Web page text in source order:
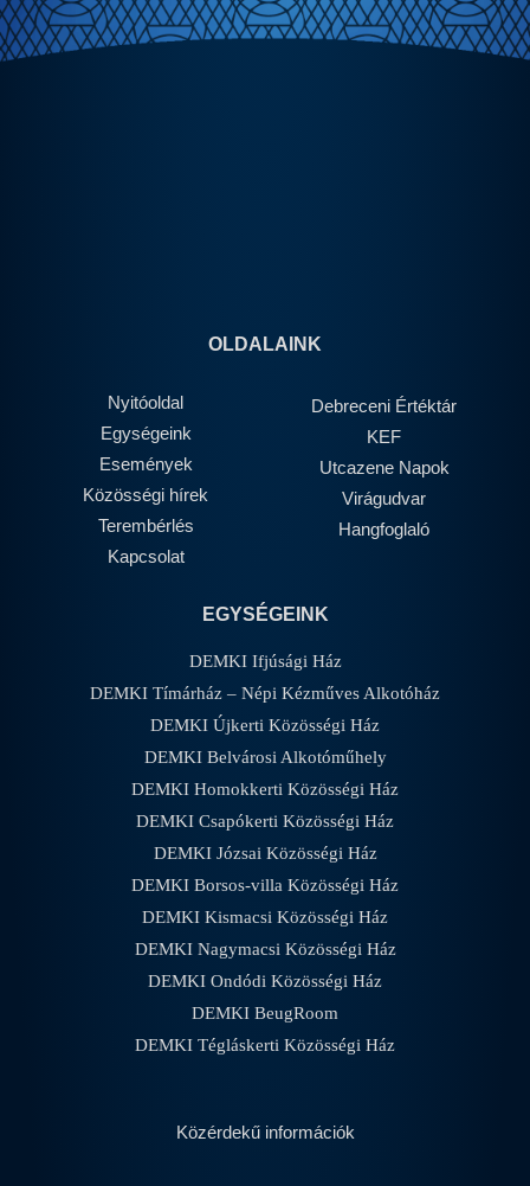
OLDALAINK
Nyitóoldal
Egységeink
Események
Közösségi hírek
Terembérlés
Kapcsolat
Debreceni Értéktár
KEF
Utcazene Napok
Virágudvar
Hangfoglaló
EGYSÉGEINK
DEMKI Ifjúsági Ház
DEMKI Tímárház – Népi Kézműves Alkotóház
DEMKI Újkerti Közösségi Ház
DEMKI Belvárosi Alkotóműhely
DEMKI Homokkerti Közösségi Ház
DEMKI Csapókerti Közösségi Ház
DEMKI Józsai Közösségi Ház
DEMKI Borsos-villa Közösségi Ház
DEMKI Kismacsi Közösségi Ház
DEMKI Nagymacsi Közösségi Ház
DEMKI Ondódi Közösségi Ház
DEMKI BeugRoom
DEMKI Tégláskerti Közösségi Ház
Közérdekű információk